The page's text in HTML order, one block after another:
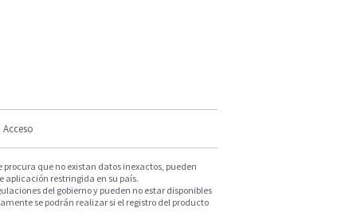
Acceso
que no existan datos inexactos, pueden
aplicación restringida en su país.
del gobierno y pueden no estar disponibles
se podrán realizar si el registro del producto